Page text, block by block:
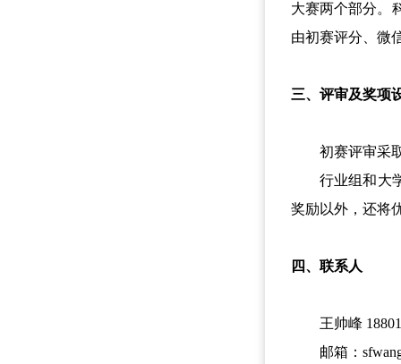
大赛两个部分。
由初赛评分、微
三、评审及奖项
初赛评审采取
行业组和大学
奖励以外，还将
四、联系人
王帅峰
邮箱：